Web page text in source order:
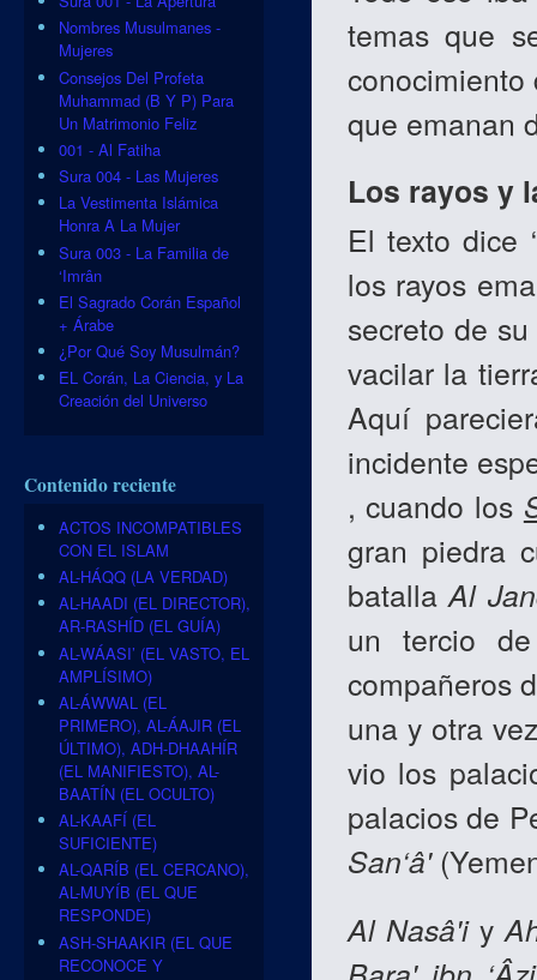
temas que
conocimiento
que emanan
Los rayos y
El texto dice
los rayos
secreto de
vacilar la
Aquí
incidente
, cuando los
gran piedra
batallaAl
un tercio
compañeros
una y otra
vio los
palacios de
San‘â'
Al Nasâ'iy
Nombres Musulmanes -
Mujeres
Consejos Del Profeta
Muhammad (B Y P) Para
Un Matrimonio Feliz
001 - Al Fatiha
Sura 004 - Las Mujeres
La Vestimenta Islámica
Honra A La Mujer
Sura 003 - La Familia de
‘Imrân
El Sagrado Corán Español
+ Árabe
¿Por Qué Soy Musulmán?
EL Corán, La Ciencia, y La
Creación del Universo
Contenido reciente
ACTOS INCOMPATIBLES
CON EL ISLAM
AL-HÁQQ (LA VERDAD)
AL-HAADI (EL DIRECTOR),
AR-RASHÍD (EL GUÍA)
AL-WÁASI’ (EL VASTO, EL
AMPLÍSIMO)
AL-ÁWWAL (EL
PRIMERO), AL-ÁAJIR (EL
ÚLTIMO), ADH-DHAAHÍR
(EL MANIFIESTO), AL-
BAATÍN (EL OCULTO)
AL-KAAFÍ (EL
SUFICIENTE)
AL-QARÍB (EL CERCANO),
AL-MUYÍB (EL QUE
RESPONDE)
ASH-SHAAKIR (EL QUE
RECONOCE Y